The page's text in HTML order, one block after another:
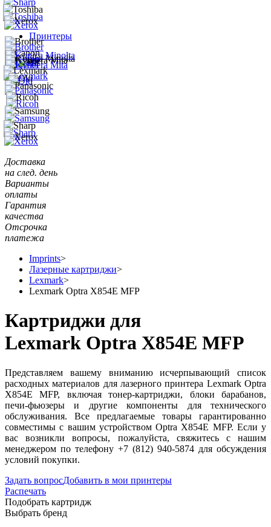
Принтеры
Доставка
на след. день
Варианты
оплаты
Гарантия
качества
Отсрочка
платежа
Imprints>
Лазерные картриджи>
Lexmark>
Lexmark Optra X854E MFP
Картриджи для
Lexmark Optra X854E MFP
Представляем вашему вниманию исчерпывающий список
расходных материалов для лазерного принтера Lexmark Optra
X854E MFP, включая тонер-картриджи, блоки барабанов,
печи-фьюзеры и другие компоненты для технического
обслуживания. Все предлагаемые товары гарантированно
совместимы с вашим устройством Optra X854E MFP. Если у
вас возникли вопросы, пожалуйста, свяжитесь с нашим
менеджером по телефону +7 (812) 940-5874 для обсуждения
условий покупки.
Задать вопросДобавить в мои принтеры
Распечать
Подобрать картридж
Выбрать бренд